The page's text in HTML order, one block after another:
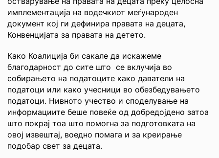
имплементација на водечкиот меѓународен
документ кој ги дефинира правата на децата,
Конвенцијата за правата на детето.
Како Коалиција би сакале да искажеме
благодарност до сите што се вклучија во
собирањето на податоците како даватели на
податоци или како учесници во обезбедувањето
податоци. Нивното учество и споделување на
информациите беше повеќе од добредојдено затоа
што покрај тоа што помогна за подготовката на
овој извештај, воедно помага и за креирање
подобар свет за децата.